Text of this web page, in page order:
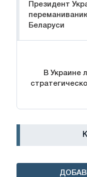
Президент
Беларуси
В Украине